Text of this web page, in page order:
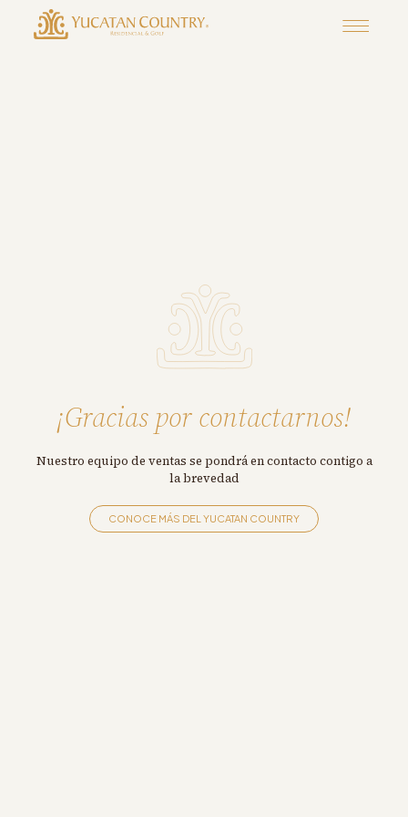
¡Gracias por contactarnos!
Nuestro equipo de ventas se pondrá en contacto contigo a
la brevedad
CONOCE MÁS DEL YUCATAN COUNTRY